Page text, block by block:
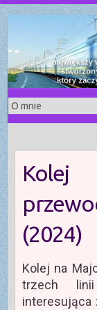
S
k
i
p
t
o
c
o
n
t
e
n
t
(2024)
Kolej na
trzech
interesująca